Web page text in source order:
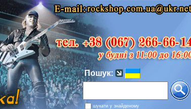
Пошук:
шукати у знайденому